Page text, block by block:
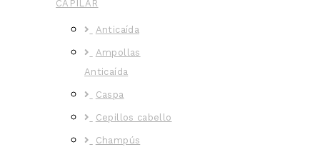
CAPILAR
Anticaída
Ampollas
Anticaída
Caspa
Cepillos cabello
Champús